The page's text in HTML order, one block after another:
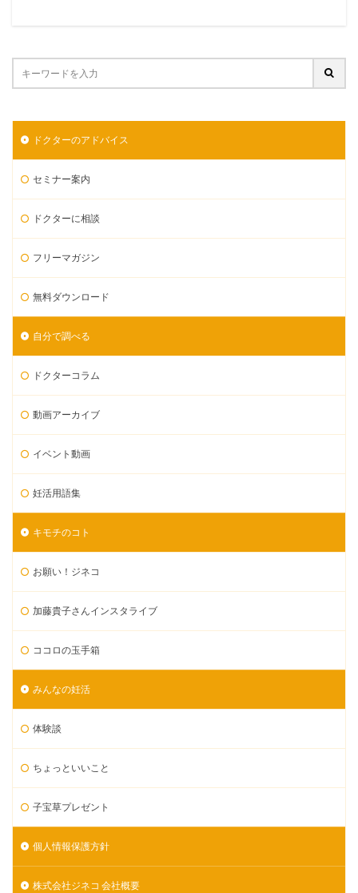
ドクターのアドバイス
セミナー案内
ドクターに相談
フリーマガジン
無料ダウンロード
自分で調べる
ドクターコラム
動画アーカイブ
イベント動画
妊活用語集
キモチのコト
お願い！ジネコ
加藤貴子さんインスタライブ
ココロの玉手箱
みんなの妊活
体験談
ちょっといいこと
子宝草プレゼント
個人情報保護方針
株式会社ジネコ 会社概要